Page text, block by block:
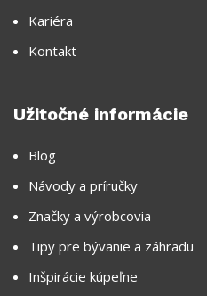
Kariéra
Kontakt
Užitočné informácie
Blog
Návody a príručky
Značky a výrobcovia
Tipy pre bývanie a záhradu
Inšpirácie kúpeľne